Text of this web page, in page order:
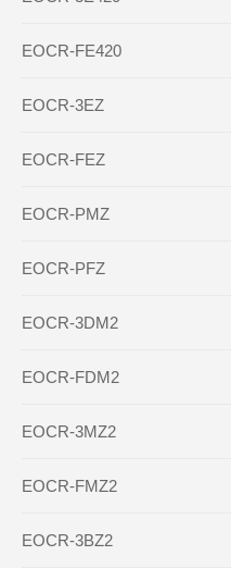
EOCR-FE420
EOCR-3EZ
EOCR-FEZ
EOCR-PMZ
EOCR-PFZ
EOCR-3DM2
EOCR-FDM2
EOCR-3MZ2
EOCR-FMZ2
EOCR-3BZ2